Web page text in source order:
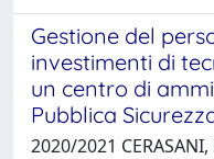
Gestione del
investimenti di
un centro di
Pubblica
2020/2021